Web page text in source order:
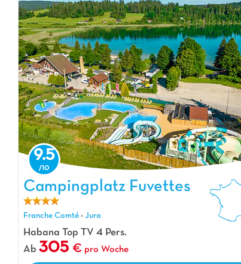
Campingplatz Fuvettes, Campingplatz Franche Comté
9.5
Campingplatz Fuvettes
Franche Comté - Jura
Habana Top TV 4 Pers.
Ab 305 pro Woche